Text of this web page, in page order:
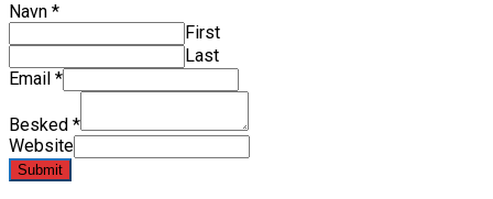
Navn *
First
Last
Email *
Besked *
Website
Submit